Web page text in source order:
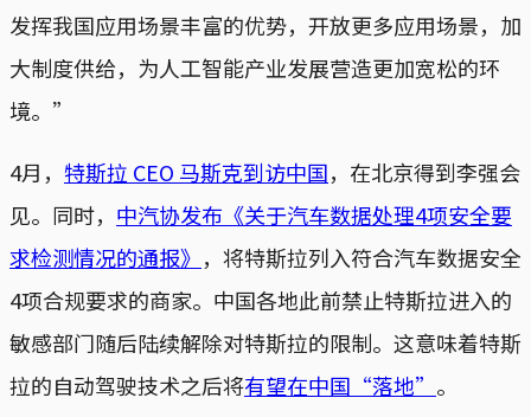
发挥我国应用场景丰富的优势，开放更多应用场景，加
大制度供给，为人工智能产业发展营造更加宽松的环
境。”
4月， 特斯拉 CEO 马斯克到访中国，在北京得到李强会
见。同时， 中汽协发布《关于汽车数据处理4项安全要
求检测情况的通报》 ，将特斯拉列入符合汽车数据安全
4项合规要求的商家。中国各地此前禁止特斯拉进入的
敏感部门随后陆续解除对特斯拉的限制。这意味着特斯
拉的自动驾驶技术之后将有望在中国“落地” 。